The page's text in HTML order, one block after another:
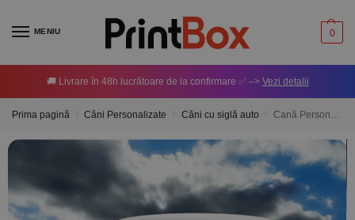
MENIU 0
🚚 Livrare în 48h lucrătoare de la confirmare ✅ –> Vezi detalii
Prima pagină Căni Personalizate Căni cu siglă auto Cană Personalizată – Bărbații adevărați conduc Volkswagen